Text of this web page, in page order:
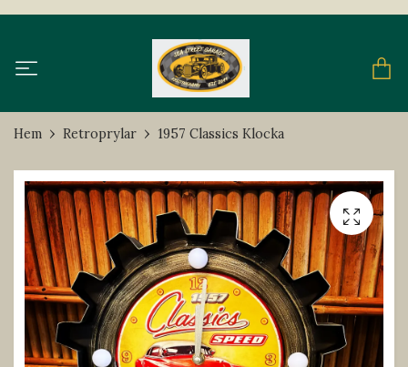
Hem Retroprylar 1957 Classics Klocka